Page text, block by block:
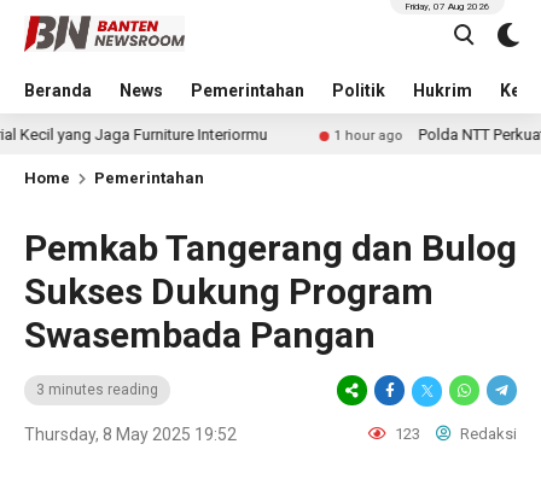
Beranda News Pemerintahan Politik Hukrim
Friday, 07 Aug 2026
Furniture Interiormu 1 hour ago Polda NTT Perkuat Sinergi
Home Pemerintahan
Pemkab Tangerang dan Bulog
Sukses Dukung Program
Swasembada Pangan
3 minutes reading
Thursday, 8 May 2025 19:52 123 Redaksi